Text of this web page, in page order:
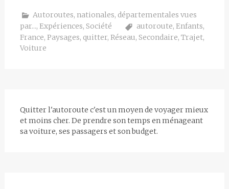
Autoroutes, nationales, départementales vues
par..., Expériences, Société autoroute, Enfants,
France, Paysages, quitter, Réseau, Secondaire, Trajet,
Voiture
Quitter l'autoroute c'est un moyen de voyager mieux
et moins cher. De prendre son temps en ménageant
sa voiture, ses passagers et son budget.